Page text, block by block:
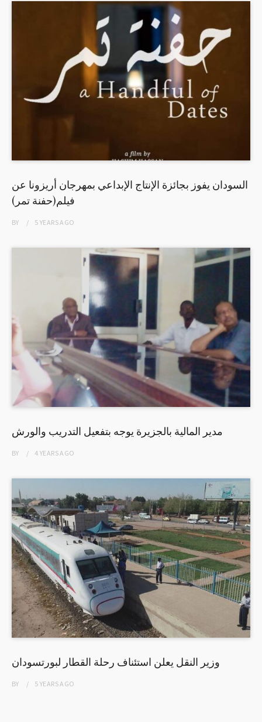
السودان يفوز بجائزة الإنتاج الإبداعي بمهرجان أريزونا عن
فيلم(حفنة تمر)
BY 5 YEARSAGO
مدير المالية بالجزيرة يوجه بتفعيل التدريب والورش
BY 4 YEARSAGO
وزير النقل يعلن استئناف رحلة القطار لبورتسودان
BY 5 YEARSAGO